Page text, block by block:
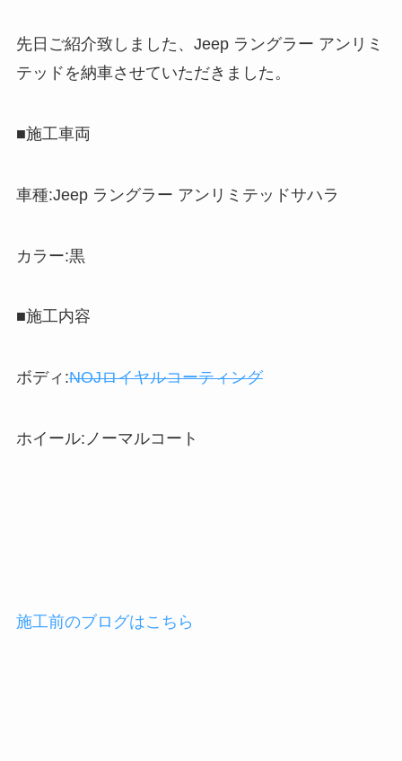
先日ご紹介致しました、Jeep ラングラー アンリミ
テッドを納車させていただきました。
■施工車両
車種:Jeep ラングラー アンリミテッドサハラ
カラー:黒
■施工内容
ボディ:NOJロイヤルコーティング
ホイール:ノーマルコート
施工前のブログはこちら